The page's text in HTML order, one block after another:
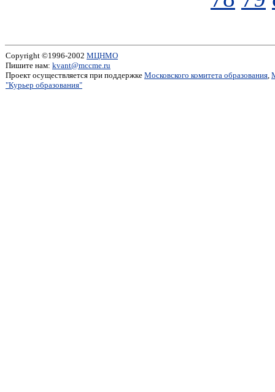
Copyright ©1996-2002 МЦНМО
Пишите нам: kvant@mccme.ru
Проект осуществляется при поддержке Московского комитета образования,
"Курьер образования"